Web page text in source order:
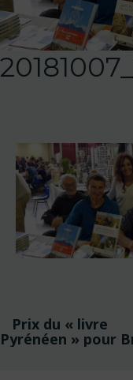
Navigation
de
Prix du « livre
Pyrénéen » pour